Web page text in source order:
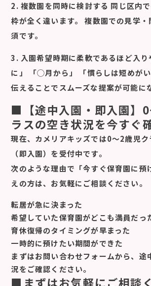
2. 複数園を同時に検討する 同じ区内
枠が全く違います。 複数園での見学
須です。
3. 入園希望時期に柔軟であるほど入り
に」 「◯月から」 「慣らしは短めが
伝えることでスムーズな提案が可能に
■【途中入園・即入園】0
ラスの空き状況を今すぐ
現在、カメリアキッズでは0〜2歳児ク
（即入園）を受付中です。
次のような理由で「今すぐ保育園に預
えの方は、お気軽にご相談ください。
転居が急に決まった
希望していた保育園がどこも満員だっ
育休復帰のタイミングが早まった
一時的に預けたい期間ができた
まずはお問い合わせフォームから、途
況をご確認ください。
■まずはお気軽にご相談